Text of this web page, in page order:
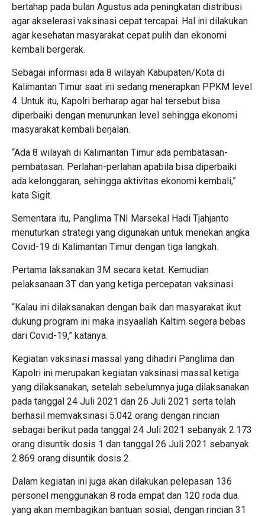
bertahap pada bulan Agustus ada peningkatan distribusi
agar akselerasi vaksinasi cepat tercapai. Hal ini dilakukan
agar kesehatan masyarakat cepat pulih dan ekonomi
kembali bergerak.
Sebagai informasi ada 8 wilayah Kabupaten/Kota di
Kalimantan Timur saat ini sedang menerapkan PPKM level
4. Untuk itu, Kapolri berharap agar hal tersebut bisa
diperbaiki dengan menurunkan level sehingga ekonomi
masyarakat kembali berjalan.
“Ada 8 wilayah di Kalimantan Timur ada pembatasan-
pembatasan. Perlahan-perlahan apabila bisa diperbaiki
ada kelonggaran, sehingga aktivitas ekonomi kembali,”
kata Sigit.
Sementara itu, Panglima TNI Marsekal Hadi Tjahjanto
menuturkan strategi yang digunakan untuk menekan angka
Covid-19 di Kalimantan Timur dengan tiga langkah.
Pertama laksanakan 3M secara ketat. Kemudian
pelaksanaan 3T dan yang ketiga percepatan vaksinasi.
“Kalau ini dilaksanakan dengan baik dan masyarakat ikut
dukung program ini maka insyaallah Kaltim segera bebas
dari Covid-19,” katanya.
Kegiatan vaksinasi massal yang dihadiri Panglima dan
Kapolri ini merupakan kegiatan vaksinasi massal ketiga
yang dilaksanakan, setelah sebelumnya juga dilaksanakan
pada tanggal 24 Juli 2021 dan 26 Juli 2021 serta telah
berhasil memvaksinasi 5.042 orang dengan rincian
sebagai berikut pada tanggal 24 Juli 2021 sebanyak 2.173
orang disuntik dosis 1 dan tanggal 26 Juli 2021 sebanyak
2.869 orang disuntik dosis 2.
Dalam kegiatan ini juga akan dilakukan pelepasan 136
personel menggunakan 8 roda empat dan 120 roda dua
yang akan membagikan bantuan sosial, dengan rincian 31